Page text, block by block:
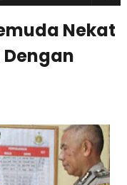
Nekat